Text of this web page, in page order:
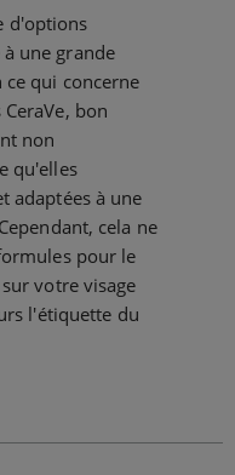
d'options
une grande
ce qui concerne
bon
non
qu'elles
adaptées à une
cela ne
pour le
votre visage
l'étiquette du